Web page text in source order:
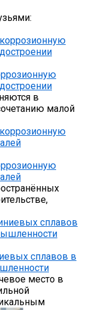
в
малой
сплавов в
место в